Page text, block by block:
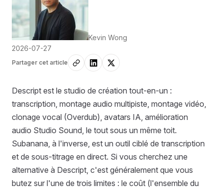
Kevin Wong
2026-07-27
Partager cet article
Descript est le studio de création tout-en-un :
transcription, montage audio multipiste, montage vidéo,
clonage vocal (Overdub), avatars IA, amélioration
audio Studio Sound, le tout sous un même toit.
Subanana, à l'inverse, est un outil ciblé de transcription
et de sous-titrage en direct. Si vous cherchez une
alternative à Descript, c'est généralement que vous
butez sur l'une de trois limites : le coût (l'ensemble du